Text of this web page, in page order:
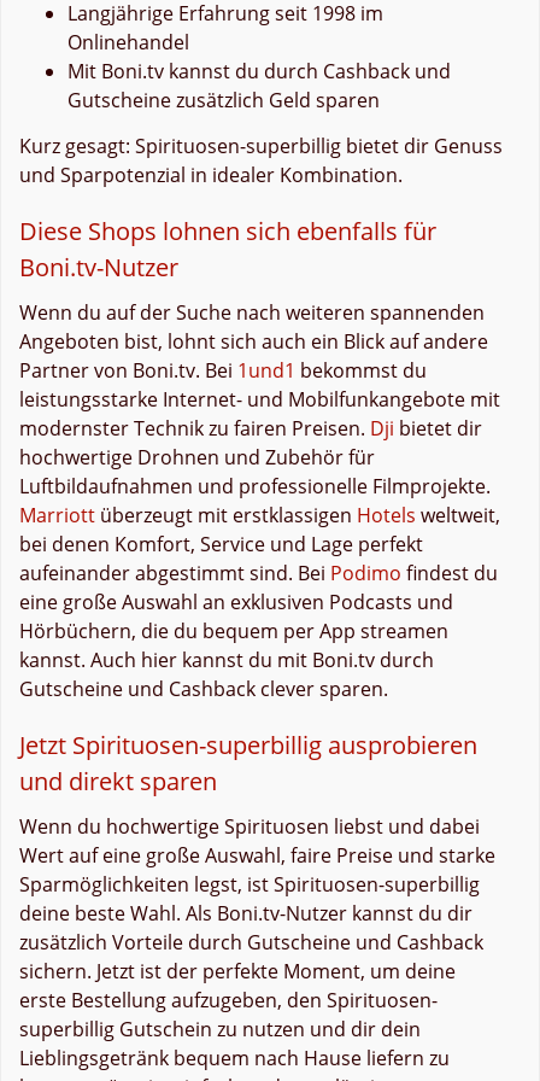
Langjährige Erfahrung seit 1998 im
Onlinehandel
Mit Boni.tv kannst du durch Cashback und
Gutscheine zusätzlich Geld sparen
Kurz gesagt: Spirituosen-superbillig bietet dir Genuss
und Sparpotenzial in idealer Kombination.
Diese Shops lohnen sich ebenfalls für
Boni.tv-Nutzer
Wenn du auf der Suche nach weiteren spannenden
Angeboten bist, lohnt sich auch ein Blick auf andere
Partner von Boni.tv. Bei 1und1 bekommst du
leistungsstarke Internet- und Mobilfunkangebote mit
modernster Technik zu fairen Preisen. Dji bietet dir
hochwertige Drohnen und Zubehör für
Luftbildaufnahmen und professionelle Filmprojekte.
Marriott überzeugt mit erstklassigen Hotels weltweit,
bei denen Komfort, Service und Lage perfekt
aufeinander abgestimmt sind. Bei Podimo findest du
eine große Auswahl an exklusiven Podcasts und
Hörbüchern, die du bequem per App streamen
kannst. Auch hier kannst du mit Boni.tv durch
Gutscheine und Cashback clever sparen.
Jetzt Spirituosen-superbillig ausprobieren
und direkt sparen
Wenn du hochwertige Spirituosen liebst und dabei
Wert auf eine große Auswahl, faire Preise und starke
Sparmöglichkeiten legst, ist Spirituosen-superbillig
deine beste Wahl. Als Boni.tv-Nutzer kannst du dir
zusätzlich Vorteile durch Gutscheine und Cashback
sichern. Jetzt ist der perfekte Moment, um deine
erste Bestellung aufzugeben, den Spirituosen-
superbillig Gutschein zu nutzen und dir dein
Lieblingsgetränk bequem nach Hause liefern zu